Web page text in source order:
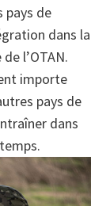
pays de
dans la
l’OTAN.
importe
pays de
dans